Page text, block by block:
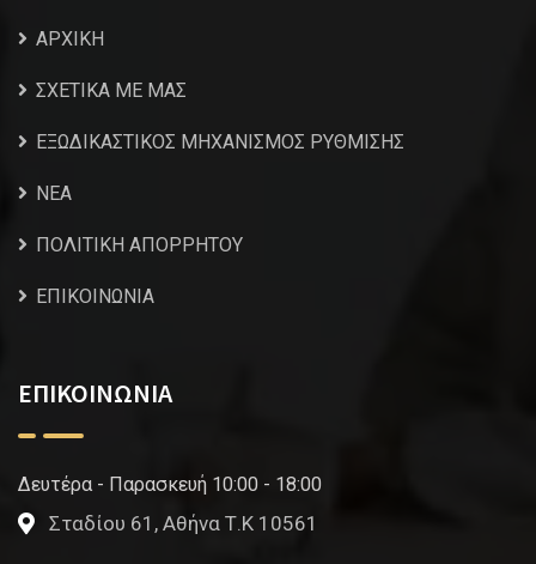
ΑΡΧΙΚΗ
ΣΧΕΤΙΚΑ ΜΕ ΜΑΣ
ΕΞΩΔΙΚΑΣΤΙΚΟΣ ΜΗΧΑΝΙΣΜΟΣ ΡΥΘΜΙΣΗΣ
NEA
ΠΟΛΙΤΙΚΗ ΑΠΟΡΡΗΤΟΥ
ΕΠΙΚΟΙΝΩΝΙΑ
ΕΠΙΚΟΙΝΩΝΙΑ
Δευτέρα - Παρασκευή 10:00 - 18:00
Σταδίου 61, Αθήνα Τ.Κ 10561